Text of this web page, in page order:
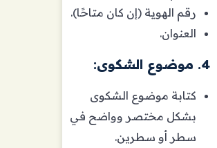
رقم الهوية (إن كان متاحًا).
العنوان.
4. موضوع الشكوى:
كتابة موضوع الشكوى
بشكل مختصر وواضح في
سطر أو سطرين.